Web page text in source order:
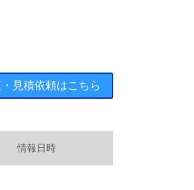
見積依頼はこちら
情報日時